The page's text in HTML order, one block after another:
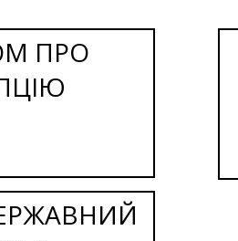
ПРО